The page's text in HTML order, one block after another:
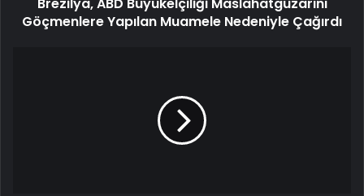
Göçmenlere Yapılan Muamele Nedeniyle Çağırdı